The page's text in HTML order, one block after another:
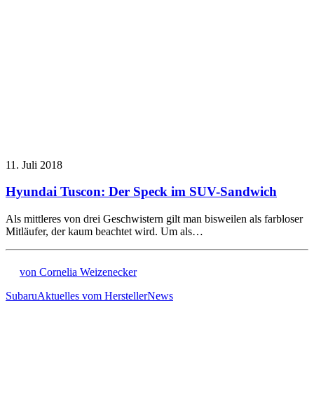
11. Juli 2018
Hyundai Tuscon: Der Speck im SUV-Sandwich
Als mittleres von drei Geschwistern gilt man bisweilen als farbloser
Mitläufer, der kaum beachtet wird. Um als…
von Cornelia Weizenecker
SubaruAktuelles vom HerstellerNews